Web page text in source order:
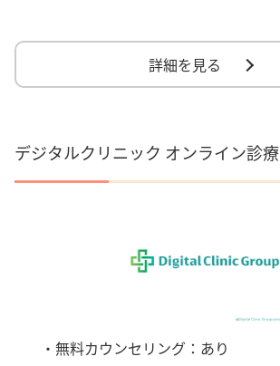
詳細を見る
デジタルクリニック オンライン診療
・無料カウンセリング：あり